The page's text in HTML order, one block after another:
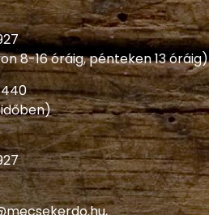
8-16 óráig, pénteken 13 óráig)
,